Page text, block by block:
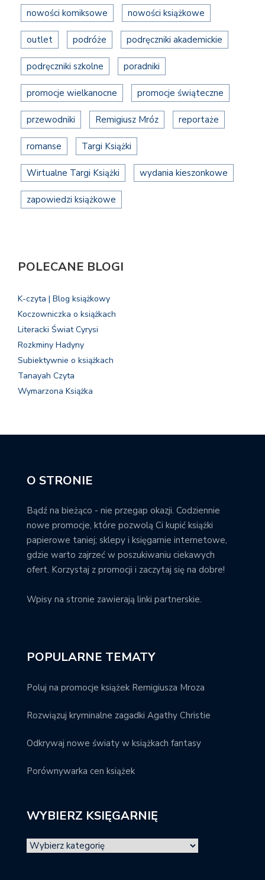
nowości komiksowe nowości książkowe
outlet podróże podręczniki akademickie
podręczniki szkolne poradniki
promocje wielkanocne promocje świąteczne
przewodniki Remigiusz Mróz reportaże
romanse Targi Książki
Wirtualne Targi Książki wydania kieszonkowe
zapowiedzi książkowe
POLECANE BLOGI
K-czyta | Blog książkowy
Koczowniczka o książkach
Literacki Świat Cyrysi
Rozkminy Hadyny
Subiektywnie o książkach
Tanayah Czyta
Wymarzona Książka
O STRONIE
Bądź na bieżąco - nie przegap okazji. Codziennie
nowe promocje, które pozwolą Ci kupić książki
papierowe taniej; sklepy i księgarnie internetowe,
gdzie warto zajrzeć w poszukiwaniu ciekawych
ofert. Korzystaj z promocji i zaczytaj się na dobre!
Wpisy na stronie zawierają linki partnerskie.
POPULARNE TEMATY
Poluj na promocje książek Remigiusza Mroza
Rozwiązuj kryminalne zagadki Agathy Christie
Odkrywaj nowe światy w książkach fantasy
Porównywarka cen książek
WYBIERZ KSIĘGARNIĘ